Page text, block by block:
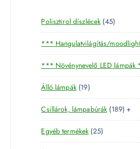
Polisztirol díszlécek 454
5
t
e
r
m
k
*** Hangulatvilágítás/
*** Növénynevelő LED
Álló lámpák 191
9
t
e
r
m
Csillárok, lámpabúrák 1891
8
t
+
Egyéb termékek 252
5